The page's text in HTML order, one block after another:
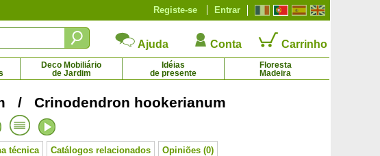
Entrar
Registe-se
Ajuda Conta Carrinho
Deco Mobiliário
de Jardim
Idéias
de presente
Floresta
Madeira
/ Crinodendron hookerianum
técnica Catálogos relacionados Opiniões (0)